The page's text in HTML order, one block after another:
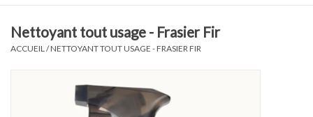
Art de la table
Nettoyant tout usage - Frasier Fir
ACCUEIL /NETTOYANT TOUT USAGE - FRASIER FIR